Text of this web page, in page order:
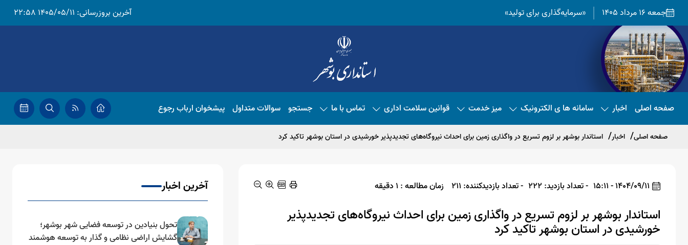
جمعه 16 مرداد 1405 «سرمایه‌گذاری برای تولید» آخرین بروزرسانی: 1405/05/11 22:58
صفحه اصلی اخبار سامانه ها ی الکترونیک میز خدمت قوانین سلامت اداری تماس با ما جستجو سوالات متداول پیشخوان ارباب رجوع
صفحه اصلی اخبار استاندار بوشهر بر لزوم تسریع در واگذاری زمین برای احداث نیروگاه‌های تجدیدپذیر خورشیدی در استان بوشهر تاکید کرد
1404/09/11 - 15:11 - تعداد بازدید: 222 - تعداد بازدیدکننده: 211 زمان مطالعه : 1 دقیقه
استاندار بوشهر بر لزوم تسریع در واگذاری زمین برای احداث نیروگاه‌های تجدیدپذیر
خورشیدی در استان بوشهر تاکید کرد
آخرین اخبار
تحول بنیادین در توسعه فضایی شهر بوشهر؛
گشایش اراضی نظامی و گذار به توسعه هوشمند